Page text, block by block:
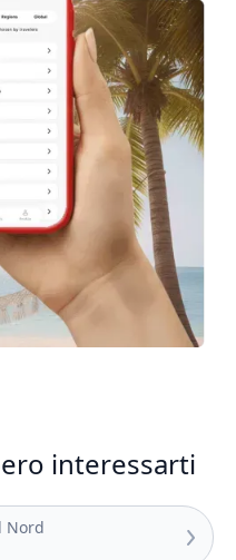
interessarti
Nord